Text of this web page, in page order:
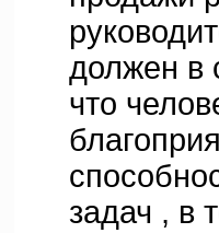
должен в
что
задач , в